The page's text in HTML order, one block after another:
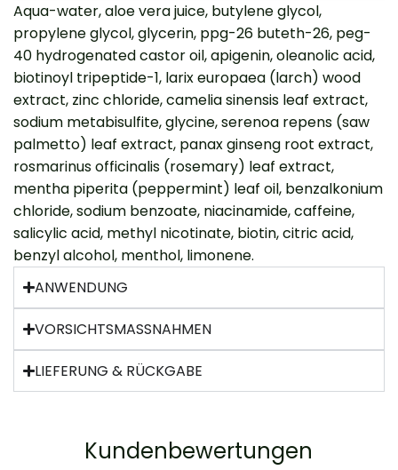
Aqua-water, aloe vera juice, butylene glycol,
propylene glycol, glycerin, ppg-26 buteth-26, peg-
40 hydrogenated castor oil, apigenin, oleanolic acid,
biotinoyl tripeptide-1, larix europaea (larch) wood
extract, zinc chloride, camelia sinensis leaf extract,
sodium metabisulfite, glycine, serenoa repens (saw
palmetto) leaf extract, panax ginseng root extract,
rosmarinus officinalis (rosemary) leaf extract,
mentha piperita (peppermint) leaf oil, benzalkonium
chloride, sodium benzoate, niacinamide, caffeine,
salicylic acid, methyl nicotinate, biotin, citric acid,
benzyl alcohol, menthol, limonene.
ANWENDUNG
VORSICHTSMASSNAHMEN
LIEFERUNG & RÜCKGABE
Kundenbewertungen